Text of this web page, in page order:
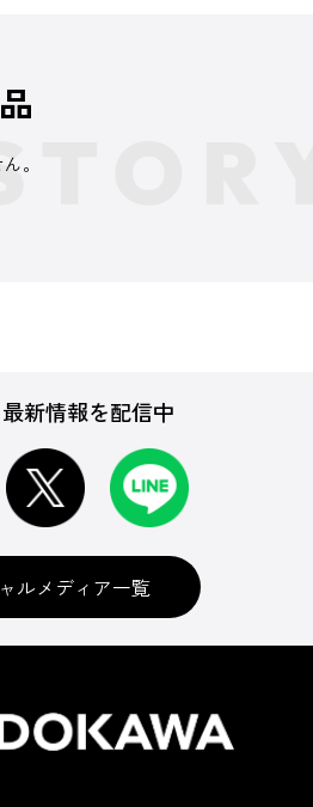
。
新情報を配信中
ルメディア一覧